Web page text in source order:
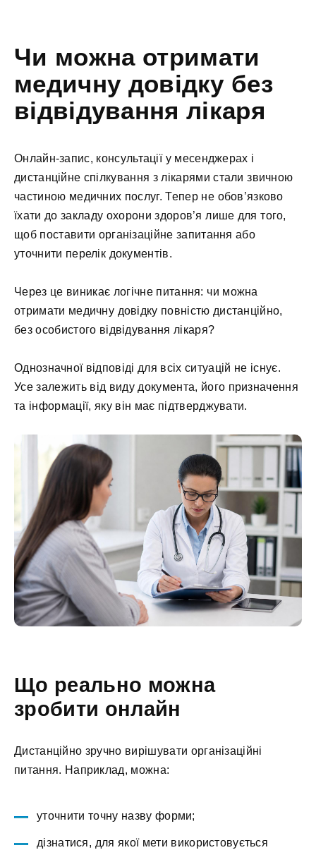
Чи можна отримати
медичну довідку без
відвідування лікаря
Онлайн-запис, консультації у месенджерах і
дистанційне спілкування з лікарями стали звичною
частиною медичних послуг. Тепер не обов’язково
їхати до закладу охорони здоров’я лише для того,
щоб поставити організаційне запитання або
уточнити перелік документів.
Через це виникає логічне питання: чи можна
отримати медичну довідку повністю дистанційно,
без особистого відвідування лікаря?
Однозначної відповіді для всіх ситуацій не існує.
Усе залежить від виду документа, його призначення
та інформації, яку він має підтверджувати.
Що реально можна
зробити онлайн
Дистанційно зручно вирішувати організаційні
питання. Наприклад, можна:
уточнити точну назву форми;
дізнатися, для якої мети використовується